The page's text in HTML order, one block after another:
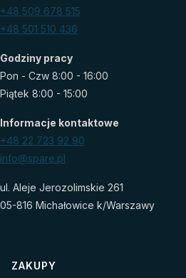
+48 509 678 515
+48 501 510 436
Godziny pracy
Pon - Czw 8:00 - 16:00
Piątek 8:00 - 15:00
Informacje kontaktowe
+48 22 723 92 90
info@spare.pl
ul. Aleje Jerozolimskie 261
05-816 Michałowice k/Warszawy
Linki w stopce
ZAKUPY